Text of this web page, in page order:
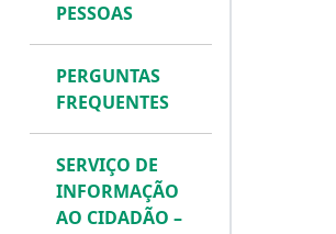
PESSOAS
PERGUNTAS
FREQUENTES
SERVIÇO DE
INFORMAÇÃO
AO CIDADÃO –